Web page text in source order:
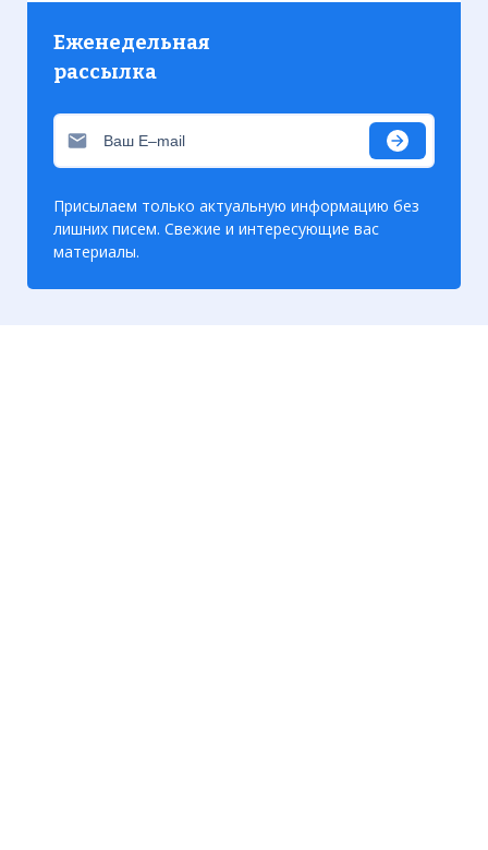
Еженедельная
рассылка
Присылаем только актуальную информацию без
лишних писем. Свежие и интересующие вас
материалы.